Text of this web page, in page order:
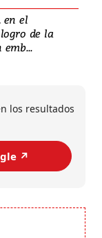
en el
de la
los resultados
↗️